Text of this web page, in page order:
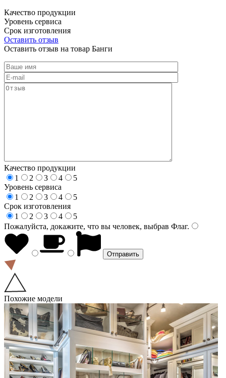
Качество продукции
Уровень сервиса
Срок изготовления
Оставить отзыв
Оставить отзыв на товар Банги
Качество продукции
1
2 3 4
5
Уровень сервиса
1
2 3 4
5
Срок изготовления
1
2 3 4
5
Пожалуйста, докажите, что вы человек, выбрав Флаг.
Похожие модели